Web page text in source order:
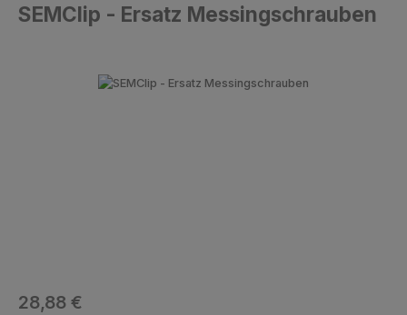
SEMClip - Ersatz Messingschrauben
Bildergalerie überspringen
Regulärer Preis:
28,88 €